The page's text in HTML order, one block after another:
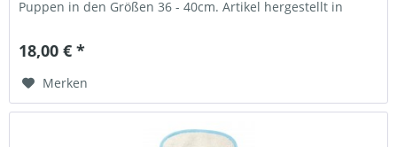
Puppen in den Größen 36 - 40cm. Artikel hergestellt in
18,00 € *
Merken